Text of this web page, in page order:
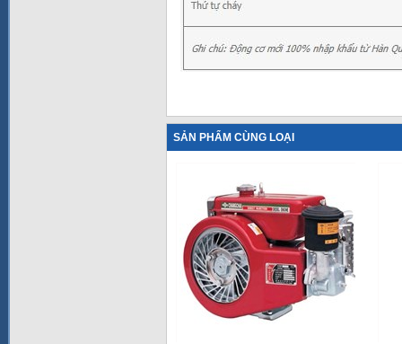
SẢN PHẨM CÙNG LOẠI